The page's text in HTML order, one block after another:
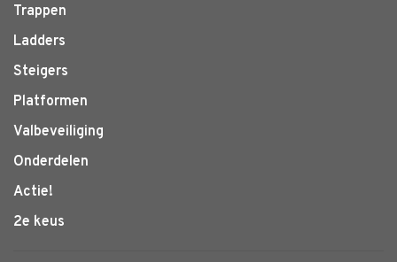
Trappen
Ladders
Steigers
Platformen
Valbeveiliging
Onderdelen
Actie!
2e keus